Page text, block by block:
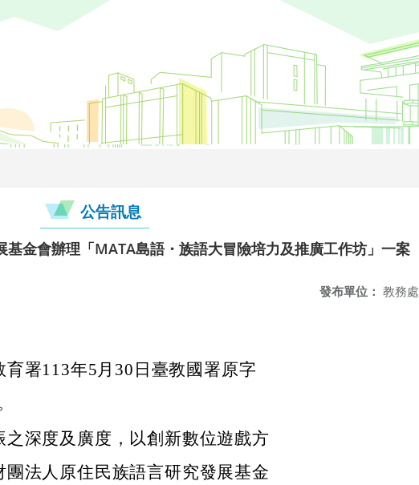
公告訊息
金會辦理「MATA島語・族語大冒險培力及推廣工作坊」一案
發布單位： 教務處
署113年5月30日臺教國署原字
深度及廣度，以創新數位遊戲方
法人原住民族語言研究發展基金